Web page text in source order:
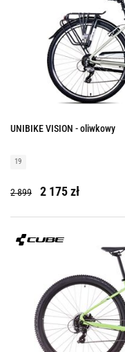
UNIBIKE VISION - oliwkowy
19
2 899 2 175 zł